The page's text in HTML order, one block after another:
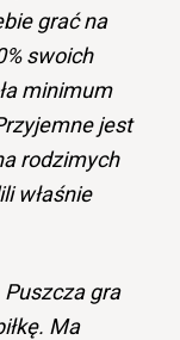
grać na
swoich
minimum
jest
rodzimych
właśnie
gra
Ma